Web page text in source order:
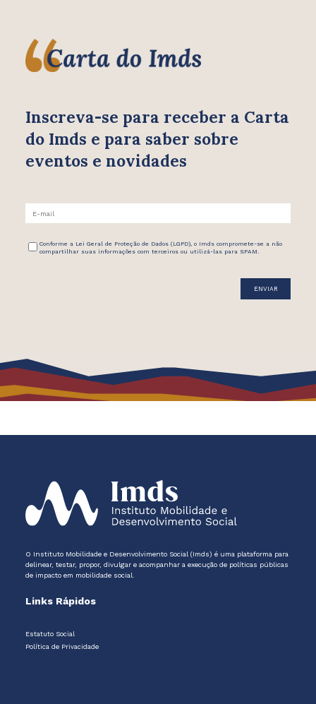
Inscreva-se para receber a Carta
do Imds e para saber sobre
eventos e novidades
Conforme a Lei Geral de Proteção de Dados (LGPD), o Imds compromete-se a não
compartilhar suas informações com terceiros ou utilizá-las para SPAM.
O Instituto Mobilidade e Desenvolvimento Social (Imds) é uma plataforma para
delinear, testar, propor, divulgar e acompanhar a execução de políticas públicas
de impacto em mobilidade social.
Links Rápidos
Estatuto Social
Política de Privacidade